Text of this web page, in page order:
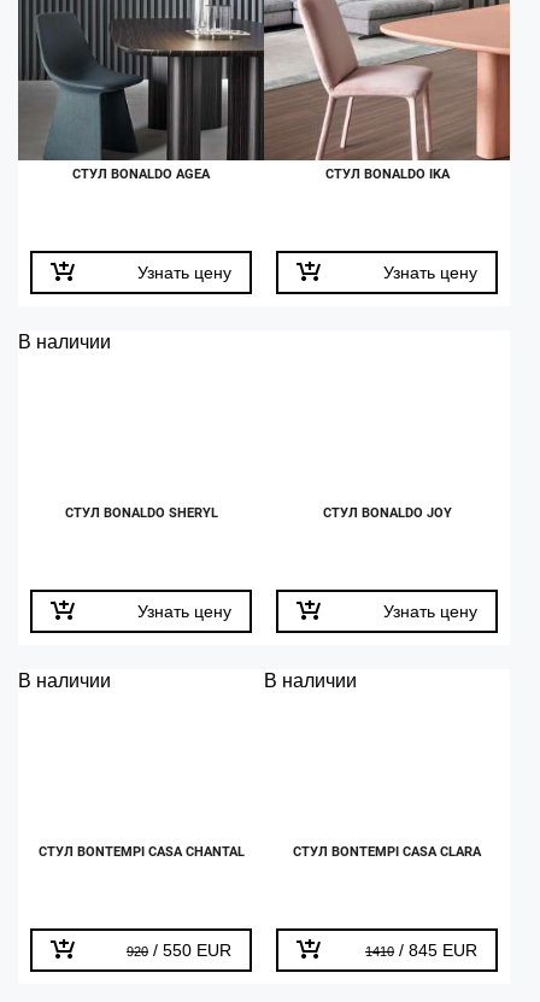
CТУЛ BONALDO AGEA
Узнать цену
СТУЛ BONALDO IKA
Узнать цену
В наличии
СТУЛ BONALDO SHERYL
Узнать цену
СТУЛ BONALDO JOY
Узнать цену
В наличии
СТУЛ BONTEMPI CASA CHANTAL
920 / 550 EUR
В наличии
СТУЛ BONTEMPI CASA CLARA
1410 / 845 EUR